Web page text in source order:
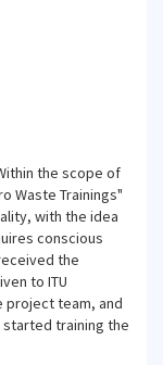
the scope of
Waste Trainings"
with the idea
conscious
the
to ITU
project team, and
training the